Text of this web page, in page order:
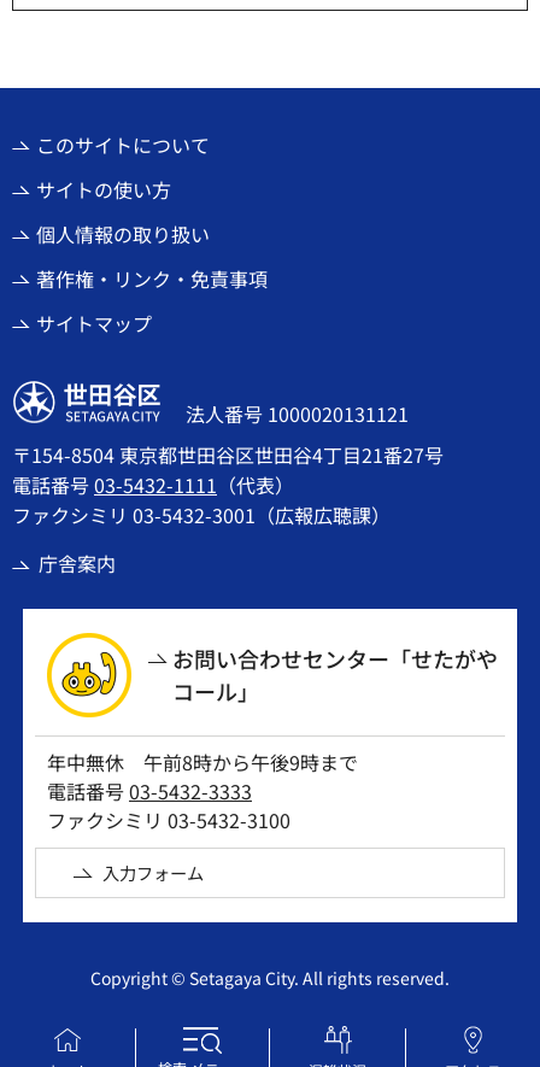
このサイトについて
サイトの使い方
個人情報の取り扱い
著作権・リンク・免責事項
サイトマップ
世田谷区
法人番号 1000020131121
〒154-8504 東京都世田谷区世田谷4丁目21番27号
電話番号03-5432-1111 （代表）
ファクシミリ 03-5432-3001（広報広聴課）
庁舎案内
お問い合わせセンター「せたがや
コール」
年中無休 午前8時から午後9時まで
電話番号03-5432-3333
ファクシミリ 03-5432-3100
入力フォーム
Copyright © Setagaya City. All rights reserved.